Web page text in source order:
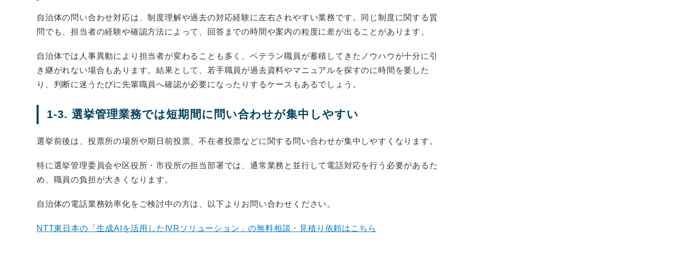
自治体の問い合わせ対応は、制度理解や過去の対応経験に左右されやすい業務です。同じ制度に関する質
問でも、担当者の経験や確認方法によって、回答までの時間や案内の粒度に差が出ることがあります。
自治体では人事異動により担当者が変わることも多く、ベテラン職員が蓄積してきたノウハウが十分に引
き継がれない場合もあります。結果として、若手職員が過去資料やマニュアルを探すのに時間を要した
り、判断に迷うたびに先輩職員へ確認が必要になったりするケースもあるでしょう。
1-3. 選挙管理業務では短期間に問い合わせが集中しやすい
選挙前後は、投票所の場所や期日前投票、不在者投票などに関する問い合わせが集中しやすくなります。
特に選挙管理委員会や区役所・市役所の担当部署では、通常業務と並行して電話対応を行う必要があるた
め、職員の負担が大きくなります。
自治体の電話業務効率化をご検討中の方は、以下よりお問い合わせください。
NTT東日本の「生成AIを活用したIVRソリューション」の無料相談・見積り依頼はこちら